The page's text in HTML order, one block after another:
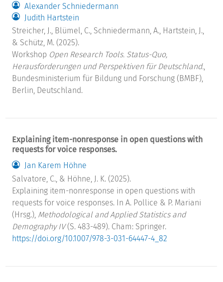
Alexander Schniedermann
Judith Hartstein
Streicher, J., Blümel, C., Schniedermann, A., Hartstein, J.,
& Schütz, M. (2025).
Workshop Open Research Tools. Status-Quo,
Herausforderungen und Perspektiven für Deutschland.,
Bundesministerium für Bildung und Forschung (BMBF),
Berlin, Deutschland.
Explaining item-nonresponse in open questions with
requests for voice responses.
Jan Karem Höhne
Salvatore, C., & Höhne, J. K. (2025).
Explaining item-nonresponse in open questions with
requests for voice responses. In A. Pollice & P. Mariani
(Hrsg.), Methodological and Applied Statistics and
Demography IV(S. 483-489). Cham: Springer.
https://doi.org/10.1007/978-3-031-64447-4_82